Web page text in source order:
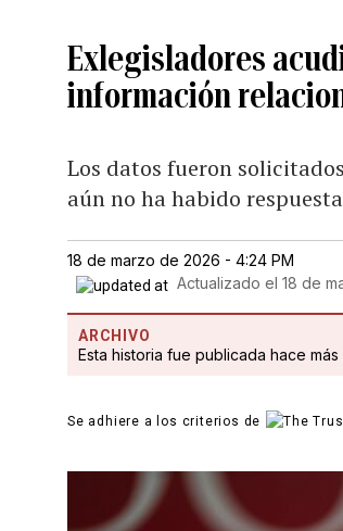
Exlegisladores
información
Los datos fueron
aún no ha habido
18 de marzo de 2026 - 4:24 PM
Actualizado el18 de
ARCHIVO
Esta historia fue publicada hace
Se adhiere a los criterios de